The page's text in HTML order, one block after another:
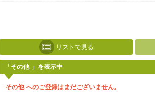
リストで見る
「その他 」を表示中
その他 へのご登録はまだございません。